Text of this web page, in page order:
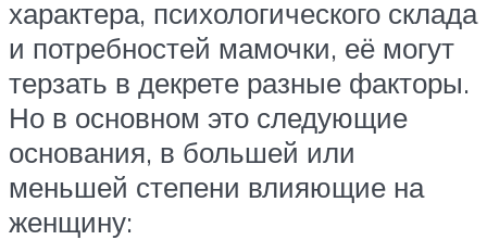
характера, психологического склада
и потребностей мамочки, её могут
терзать в декрете разные факторы.
Но в основном это следующие
основания, в большей или
меньшей степени влияющие на
женщину: